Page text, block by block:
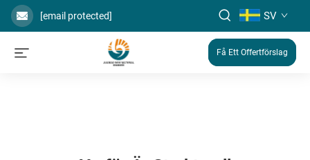
[email protected] SV
Få Ett Offertförslag